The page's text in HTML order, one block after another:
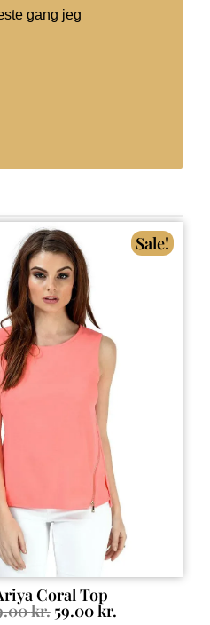
gang jeg
Sale!
Coral Top
kr. 59.00kr.